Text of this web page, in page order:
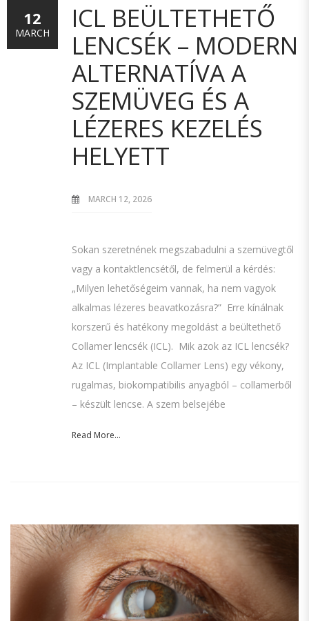
ICL BEÜLTETHETŐ
LENCSÉK – MODERN
ALTERNATÍVA A
SZEMÜVEG ÉS A
LÉZERES KEZELÉS
HELYETT
MARCH 12, 2026
Sokan szeretnének megszabadulni a szemüvegtől
vagy a kontaktlencsétől, de felmerül a kérdés:
„Milyen lehetőségeim vannak, ha nem vagyok
alkalmas lézeres beavatkozásra?” Erre kínálnak
korszerű és hatékony megoldást a beültethető
Collamer lencsék (ICL). Mik azok az ICL lencsék?
Az ICL (Implantable Collamer Lens) egy vékony,
rugalmas, biokompatibilis anyagból – collamerből
– készült lencse. A szem belsejébe
Read More...
12
MARCH